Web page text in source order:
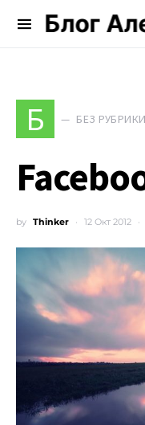
Блог
Search for:
Б БЕЗ РУБРИКИ
by Thinker 12 Окт 2012